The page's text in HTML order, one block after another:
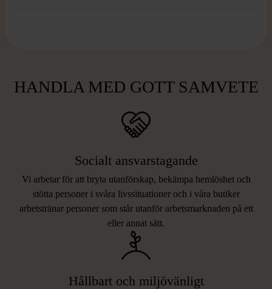
HANDLA MED GOTT SAMVETE
Socialt ansvarstagande
Vi arbetar för att bryta utanförskap, bekämpa hemlöshet och
stötta personer i svåra livssituationer och i våra butiker
arbetstränar personer som står utanför arbetsmarknaden på ett
eller annat sätt.
Hållbart och miljövänligt